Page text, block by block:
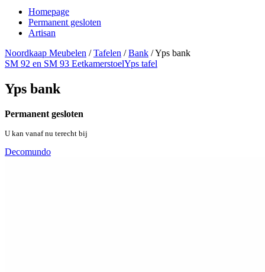
Homepage
Permanent gesloten
Artisan
Noordkaap Meubelen /Tafelen /Bank /Yps bank
SM 92 en SM 93 EetkamerstoelYps tafel
Yps bank
Permanent gesloten
U kan vanaf nu terecht bij
Decomundo